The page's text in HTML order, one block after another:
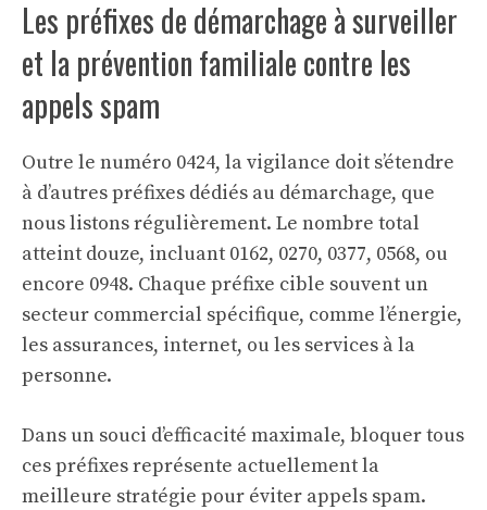
Les préfixes de démarchage à surveiller
et la prévention familiale contre les
appels spam
Outre le numéro 0424, la vigilance doit s’étendre
à d’autres préfixes dédiés au démarchage, que
nous listons régulièrement. Le nombre total
atteint douze, incluant 0162, 0270, 0377, 0568, ou
encore 0948. Chaque préfixe cible souvent un
secteur commercial spécifique, comme l’énergie,
les assurances, internet, ou les services à la
personne.
Dans un souci d’efficacité maximale, bloquer tous
ces préfixes représente actuellement la
meilleure stratégie pour éviter appels spam.